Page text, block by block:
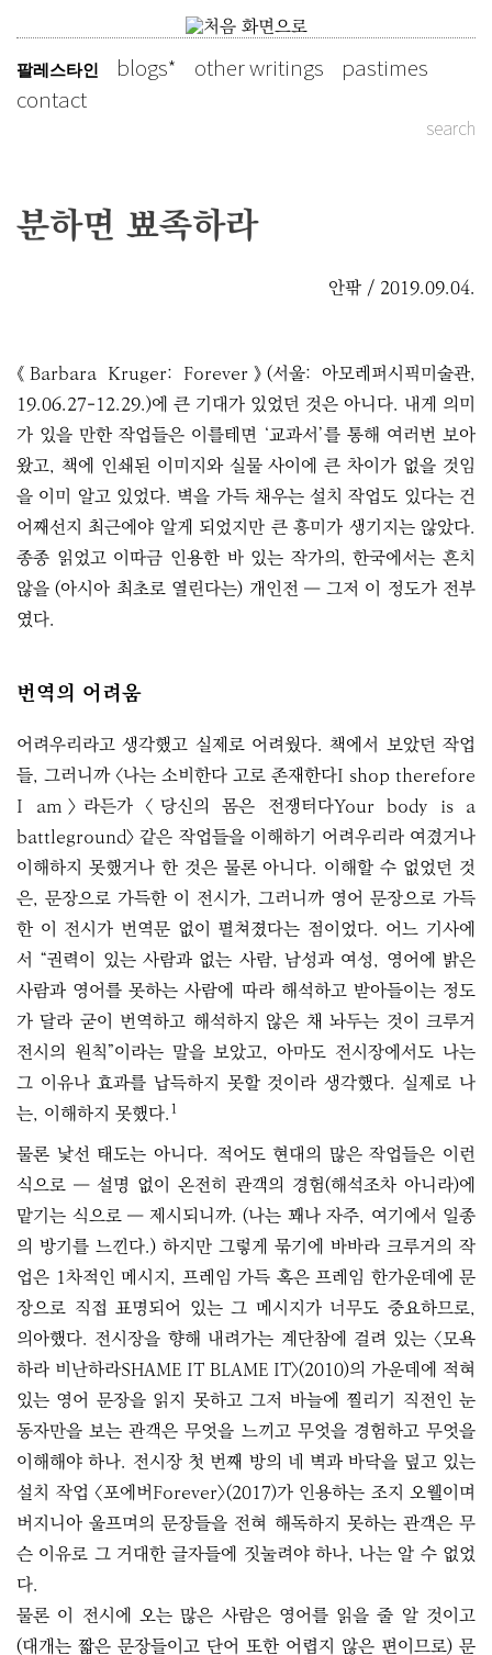
Skip
to
content
slowly as possible
팔레스타인 blogs other writings
pastimes
contact
search
분하면 뾰족하라
안팎 / 2019.09.04.
《Barbara Kruger: Forever》(서울: 아모레퍼시픽미술관,
19.06.27-12.29.)에 큰 기대가 있었던 것은 아니다. 내게 의미
가 있을 만한 작업들은 이를테면 ‘교과서’를 통해 여러번 보아
왔고, 책에 인쇄된 이미지와 실물 사이에 큰 차이가 없을 것임
을 이미 알고 있었다. 벽을 가득 채우는 설치 작업도 있다는 건
어째선지 최근에야 알게 되었지만 큰 흥미가 생기지는 않았다.
종종 읽었고 이따금 인용한 바 있는 작가의, 한국에서는 흔치
않을 (아시아 최초로 열린다는) 개인전 ― 그저 이 정도가 전부
였다.
번역의 어려움
어려우리라고 생각했고 실제로 어려웠다. 책에서 보았던 작업
들, 그러니까 〈나는 소비한다 고로 존재한다I shop therefore
I am〉라든가 〈당신의 몸은 전쟁터다Your body is a
battleground〉 같은 작업들을 이해하기 어려우리라 여겼거나
이해하지 못했거나 한 것은 물론 아니다. 이해할 수 없었던 것
은, 문장으로 가득한 이 전시가, 그러니까 영어 문장으로 가득
한 이 전시가 번역문 없이 펼쳐졌다는 점이었다. 어느 기사에
서 “권력이 있는 사람과 없는 사람, 남성과 여성, 영어에 밝은
사람과 영어를 못하는 사람에 따라 해석하고 받아들이는 정도
가 달라 굳이 번역하고 해석하지 않은 채 놔두는 것이 크루거
전시의 원칙”이라는 말을 보았고, 아마도 전시장에서도 나는
그 이유나 효과를 납득하지 못할 것이라 생각했다. 실제로 나
는, 이해하지 못했다.1
물론 낯선 태도는 아니다. 적어도 현대의 많은 작업들은 이런
식으로 ― 설명 없이 온전히 관객의 경험(해석조차 아니라)에
맡기는 식으로 ― 제시되니까. (나는 꽤나 자주, 여기에서 일종
의 방기를 느낀다.) 하지만 그렇게 묶기에 바바라 크루거의 작
업은 1차적인 메시지, 프레임 가득 혹은 프레임 한가운데에 문
장으로 직접 표명되어 있는 그 메시지가 너무도 중요하므로,
의아했다. 전시장을 향해 내려가는 계단참에 걸려 있는 〈모욕
하라 비난하라SHAME IT BLAME IT〉(2010)의 가운데에 적혀
있는 영어 문장을 읽지 못하고 그저 바늘에 찔리기 직전인 눈
동자만을 보는 관객은 무엇을 느끼고 무엇을 경험하고 무엇을
이해해야 하나. 전시장 첫 번째 방의 네 벽과 바닥을 덮고 있는
설치 작업 〈포에버Forever〉(2017)가 인용하는 조지 오웰이며
버지니아 울프며의 문장들을 전혀 해독하지 못하는 관객은 무
슨 이유로 그 거대한 글자들에 짓눌려야 하나, 나는 알 수 없었
다.
물론 이 전시에 오는 많은 사람은 영어를 읽을 줄 알 것이고
(대개는 짧은 문장들이고 단어 또한 어렵지 않은 편이므로) 문